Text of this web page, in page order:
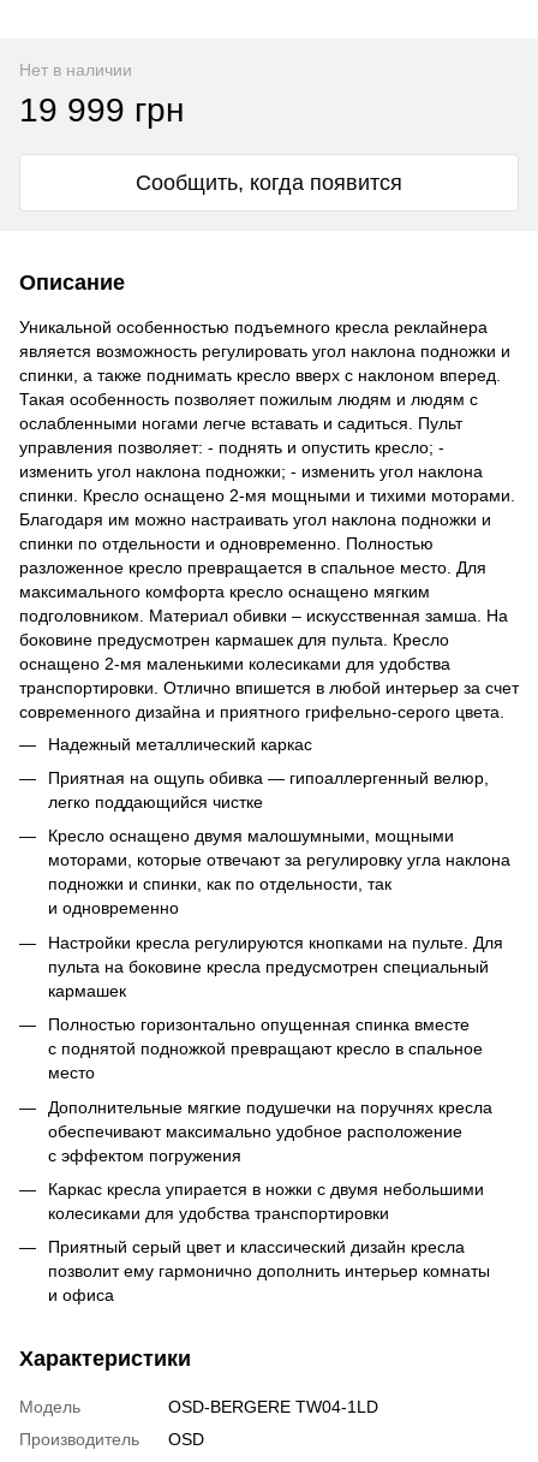
Нет в наличии
19 999 грн
Сообщить, когда появится
Описание
Уникальной особенностью подъемного кресла реклайнера
является возможность регулировать угол наклона подножки и
спинки, а также поднимать кресло вверх с наклоном вперед.
Такая особенность позволяет пожилым людям и людям с
ослабленными ногами легче вставать и садиться. Пульт
управления позволяет: - поднять и опустить кресло; -
изменить угол наклона подножки; - изменить угол наклона
спинки. Кресло оснащено 2-мя мощными и тихими моторами.
Благодаря им можно настраивать угол наклона подножки и
спинки по отдельности и одновременно. Полностью
разложенное кресло превращается в спальное место. Для
максимального комфорта кресло оснащено мягким
подголовником. Материал обивки – искусственная замша. На
боковине предусмотрен кармашек для пульта. Кресло
оснащено 2-мя маленькими колесиками для удобства
транспортировки. Отлично впишется в любой интерьер за счет
современного дизайна и приятного грифельно-серого цвета.
Надежный металлический каркас
Приятная на ощупь обивка — гипоаллергенный велюр,
легко поддающийся чистке
Кресло оснащено двумя малошумными, мощными
моторами, которые отвечают за регулировку угла наклона
подножки и спинки, как по отдельности, так
и одновременно
Настройки кресла регулируются кнопками на пульте. Для
пульта на боковине кресла предусмотрен специальный
кармашек
Полностью горизонтально опущенная спинка вместе
с поднятой подножкой превращают кресло в спальное
место
Дополнительные мягкие подушечки на поручнях кресла
обеспечивают максимально удобное расположение
с эффектом погружения
Каркас кресла упирается в ножки с двумя небольшими
колесиками для удобства транспортировки
Приятный серый цвет и классический дизайн кресла
позволит ему гармонично дополнить интерьер комнаты
и офиса
Характеристики
Модель
OSD-BERGERE TW04-1LD
Производитель
OSD